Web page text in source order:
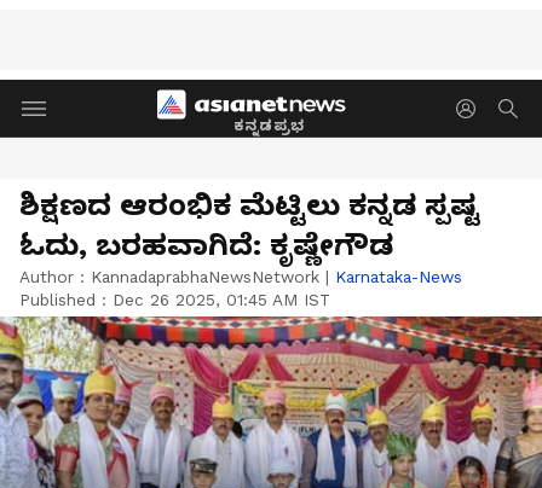
ಕನ್ನಡಪ್ರಭ
ಶಿಕ್ಷಣದ ಆರಂಭಿಕ ಮೆಟ್ಟಿಲು ಕನ್ನಡ ಸ್ಪಷ್ಟ
ಓದು, ಬರಹವಾಗಿದೆ: ಕೃಷ್ಣೇಗೌಡ
Author : KannadaprabhaNewsNetwork | Karnataka-News
Published : Dec 26 2025, 01:45 AM IST